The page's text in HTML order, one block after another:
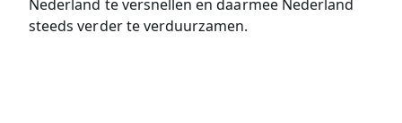
Nederland te versnellen en daarmee Nederland
steeds verder te verduurzamen.